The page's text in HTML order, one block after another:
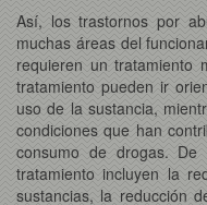
Así, los trastornos por
muchas áreas del
requieren un tratamiento
tratamiento pueden ir
uso de la sustancia,
condiciones que han
consumo de drogas.
tratamiento incluyen la
sustancias, la reducción